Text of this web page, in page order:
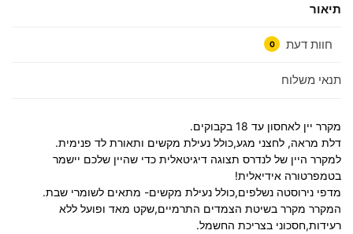
תיאור
חוות דעת 0
תנאי משלוח
מקרר יין לאחסון עד 18 בקבוקים.
דלת מראה, לחצני מגע,כולל נעילת מקשים ותאורת לד פנימית.
למקרר היין של לנדרס תצוגה דיגיטאלית כדי שהיין שלכם יישמר
בטמפרטורה אידיאלית!
מדפי נירוסטה נשלפים,כולל נעילת מקשים- מתאים לשומרי שבת.
המקרר מקרר בשיטת הצמדים התרמיים,שקט מאד ופועל ללא
רעידות,חסכוני בצריכת החשמל.